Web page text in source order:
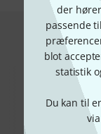
der
passende
blot
statistik
Du kan til